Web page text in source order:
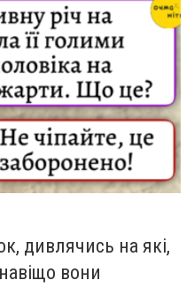
дивлячись на які,
вони